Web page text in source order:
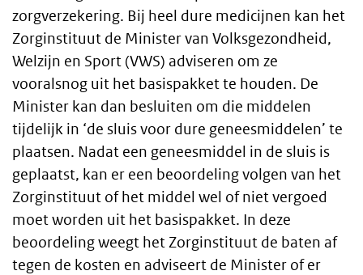
zorgverzekering. Bij heel dure medicijnen kan het
Zorginstituut de Minister van Volksgezondheid,
Welzijn en Sport (VWS) adviseren om ze
vooralsnog uit het basispakket te houden. De
Minister kan dan besluiten om die middelen
tijdelijk in ‘de sluis voor dure geneesmiddelen’ te
plaatsen. Nadat een geneesmiddel in de sluis is
geplaatst, kan er een beoordeling volgen van het
Zorginstituut of het middel wel of niet vergoed
moet worden uit het basispakket. In deze
beoordeling weegt het Zorginstituut de baten af
tegen de kosten en adviseert de Minister of er